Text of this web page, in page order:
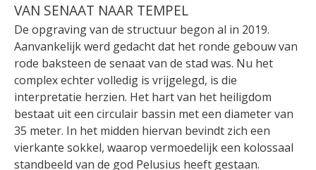
VAN SENAAT NAAR TEMPEL
De opgraving van de structuur begon al in 2019.
Aanvankelijk werd gedacht dat het ronde gebouw van
rode baksteen de senaat van de stad was. Nu het
complex echter volledig is vrijgelegd, is die
interpretatie herzien. Het hart van het heiligdom
bestaat uit een circulair bassin met een diameter van
35 meter. In het midden hiervan bevindt zich een
vierkante sokkel, waarop vermoedelijk een kolossaal
standbeeld van de god Pelusius heeft gestaan.